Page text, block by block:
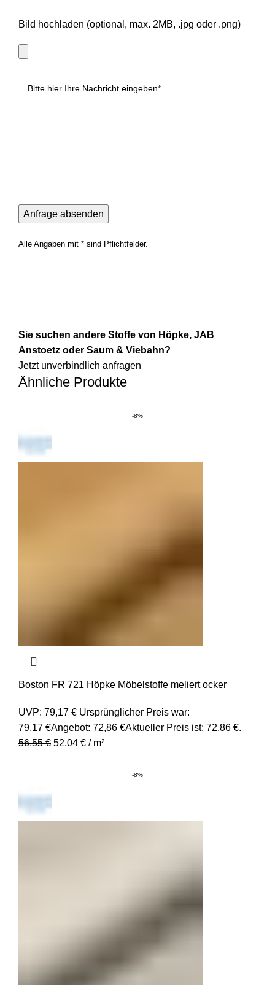
Bild hochladen (optional, max. 2MB, .jpg oder .png)
Alle Angaben mit * sind Pflichtfelder.
Sie suchen andere Stoffe von Höpke, JAB
Anstoetz oder Saum & Viebahn?
Jetzt unverbindlich anfragen
Ähnliche Produkte
-8%
Boston FR 721 Höpke Möbelstoffe meliert ocker
UVP: 79,17€ Ursprünglicher Preis war:
79,17 €Angebot: 72,86 €Aktueller Preis ist: 72,86 €.
56,55€ 52,04 € / m²
-8%